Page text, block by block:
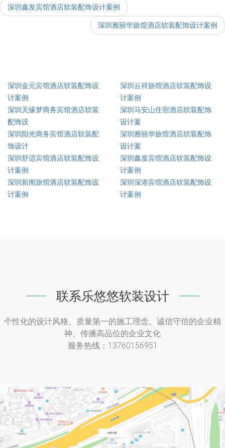
深圳鑫发宾馆酒店软装配饰设计案例
深圳雅丽华旅馆酒店软装配饰设计案例
深圳金元宾馆酒店软装配饰设
计案例
深圳云祥旅馆酒店软装配饰设
计案例
深圳天缘梦商务宾馆酒店软装
配饰设
深圳马安山住宿酒店软装配饰
设计案
深圳阳光商务宾馆酒店软装配
饰设计
深圳雅丽华旅馆酒店软装配饰
设计案
深圳舒适宾馆酒店软装配饰设
计案例
深圳鑫发宾馆酒店软装配饰设
计案例
深圳新阁旅馆酒店软装配饰设
计案例
深圳深港宾馆酒店软装配饰设
计案例
联系乐悠悠软装设计
个性化的设计风格、质量第一的施工理念、诚信守信的企业精
神、传播高品位的企业文化
服务热线：13760156951